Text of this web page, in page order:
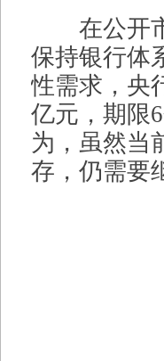
在公开市
保持银行体
性需求，央
亿元，期限
为，虽然当
存，仍需要